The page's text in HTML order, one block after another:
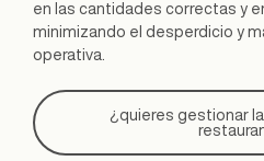
en las cantidades correctas y
minimizando el desperdicio y
operativa.
¿quieres gestionar